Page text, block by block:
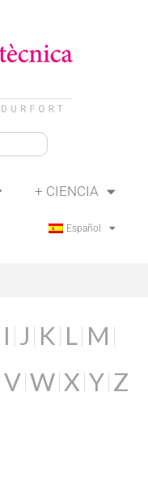
+ CIENCIA
Español
I J K L M
V W X Y Z